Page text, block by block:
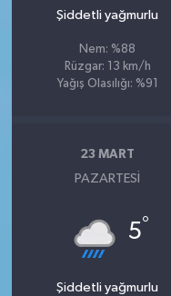
Şiddetli yağmurlu
Nem: %88
Rüzgar: 13 km/h
Yağış Olasılığı: %91
23 MART
PAZARTESI
5°
Şiddetli yağmurlu